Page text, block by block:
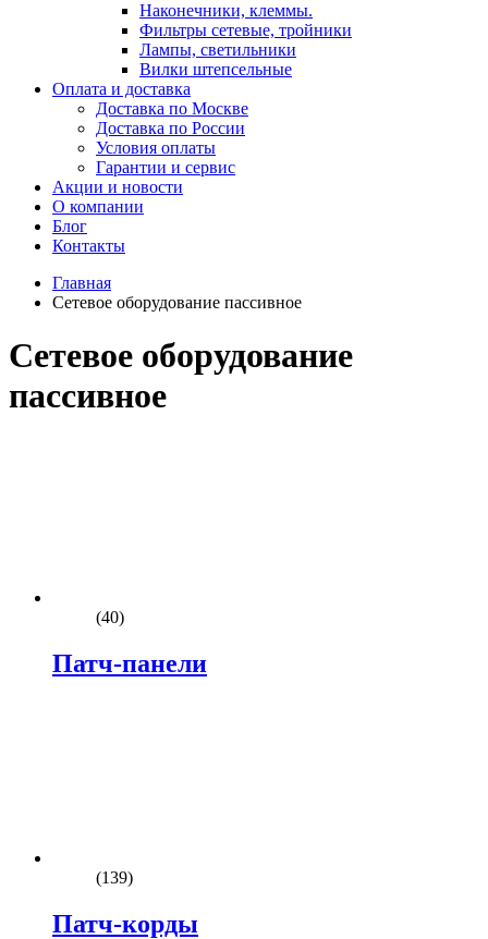
Наконечники, клеммы.
Фильтры сетевые, тройники
Лампы, светильники
Вилки штепсельные
Оплата и доставка
Доставка по Москве
Доставка по России
Условия оплаты
Гарантии и сервис
Акции и новости
О компании
Блог
Контакты
Главная
Сетевое оборудование пассивное
Сетевое оборудование
пассивное
(40)
Патч-панели
(139)
Патч-корды